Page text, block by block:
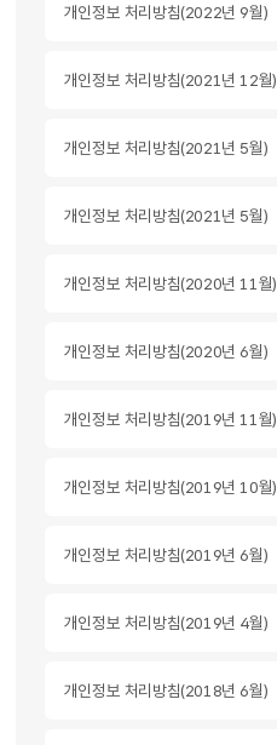
개인정보 처리방침(2022년 9월)
개인정보 처리방침(2021년 12월)
개인정보 처리방침(2021년 5월)
개인정보 처리방침(2021년 5월)
개인정보 처리방침(2020년 11월)
개인정보 처리방침(2020년 6월)
개인정보 처리방침(2019년 11월)
개인정보 처리방침(2019년 10월)
개인정보 처리방침(2019년 6월)
개인정보 처리방침(2019년 4월)
개인정보 처리방침(2018년 6월)